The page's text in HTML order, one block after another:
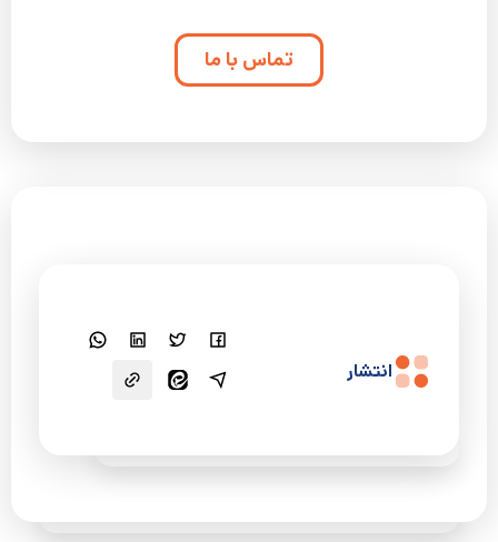
تماس با ما
انتشار